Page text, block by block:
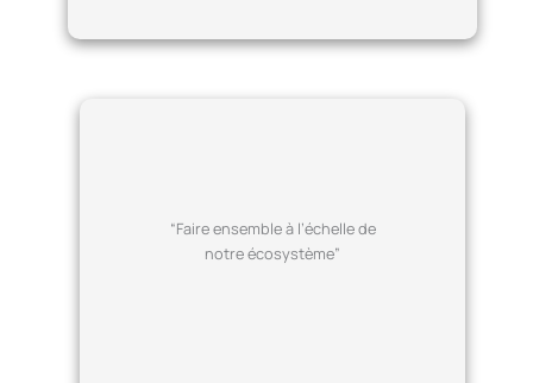
“Faire ensemble à l’échelle de
notre écosystème”